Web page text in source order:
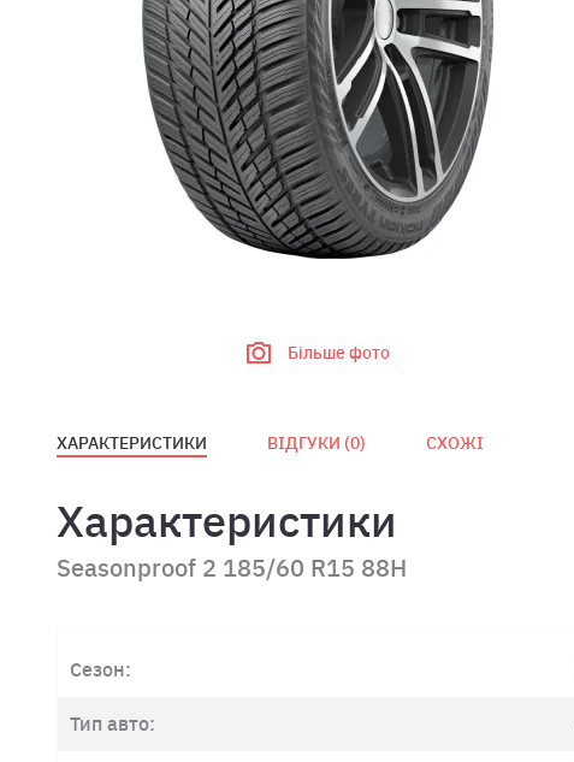
Більше фото
ХАРАКТЕРИСТИКИ ВІДГУКИ (0) СХОЖІ
Характеристики
Seasonproof 2 185/60 R15 88H
Сезон:
Тип авто: